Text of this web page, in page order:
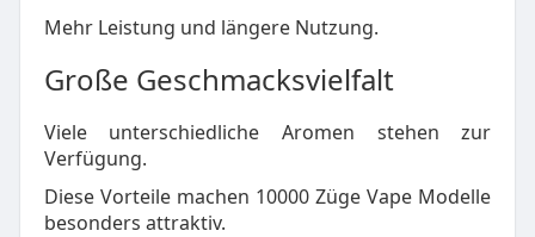
Mehr Leistung und längere Nutzung.
Große Geschmacksvielfalt
Viele unterschiedliche Aromen stehen zur
Verfügung.
Diese Vorteile machen 10000 Züge Vape Modelle
besonders attraktiv.